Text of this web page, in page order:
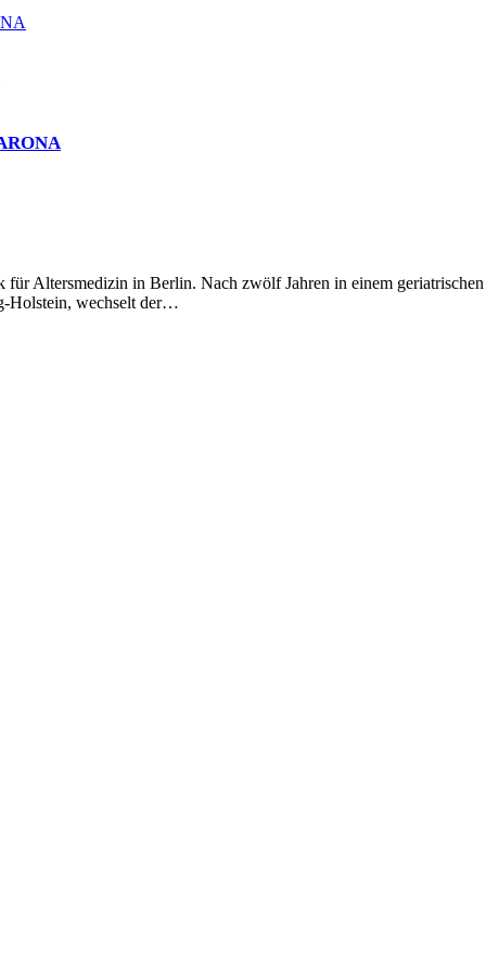
Altersmedizin in Berlin. Nach zwölf Jahren in einem geriatrischen
Holstein, wechselt der…